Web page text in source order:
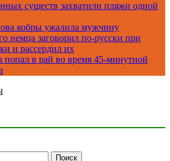
существ захватили пляжи одной
кобры ужалила мужчину
немца заговорил по-русски при
и рассердил их
в рай во время 45-минутной